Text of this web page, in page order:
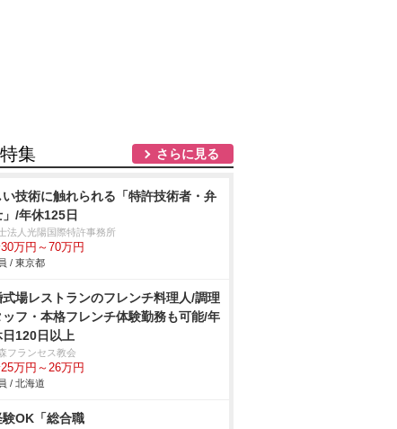
集 さらに見る
い技術に触れられる「特許技術者・弁
/年休125日
法人光陽国際特許事務所
万円～70万円
/ 東京都
式場レストランのフレンチ料理人/調理
ッフ・本格フレンチ体験勤務も可能/年
日120日以上
フランセス教会
万円～26万円
/ 北海道
験OK「総合職